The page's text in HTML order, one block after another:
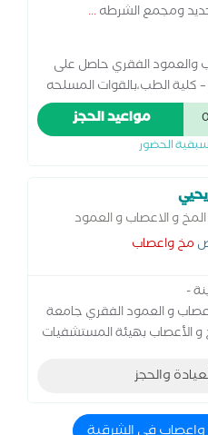
ومجمع الشرطه...
والعمود الفقري حاصل على
كلية الطب،بالقوات المسلحه
المخ والأعصاب
والآلام العصبية. أورام
والعمود الفقري. الصرع
لحالات ما بعد الجراحة
مواعيد الحجز
الحضور
و الاعصاب و العمود
مخ واعصاب
-
و العمود الفقري جامعة
بهيئة المستشفيات
والحجز